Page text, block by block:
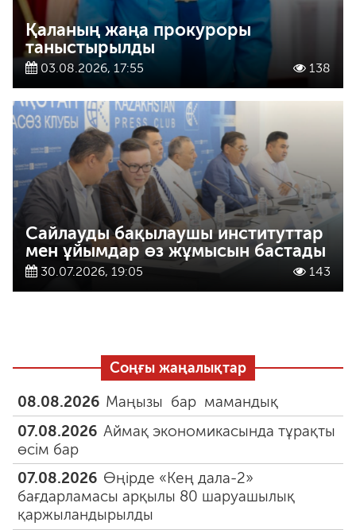
Қаланың жаңа прокуроры
таныстырылды
03.08.2026, 17:55 138
Сайлауды бақылаушы институттар
мен ұйымдар өз жұмысын бастады
30.07.2026, 19:05 143
Соңғы жаңалықтар
08.08.2026 Маңызы бар мамандық
07.08.2026 Аймақ экономикасында тұрақты
өсім бар
07.08.2026 Өңірде «Кең дала-2»
бағдарламасы арқылы 80 шаруашылық
қаржыландырылды